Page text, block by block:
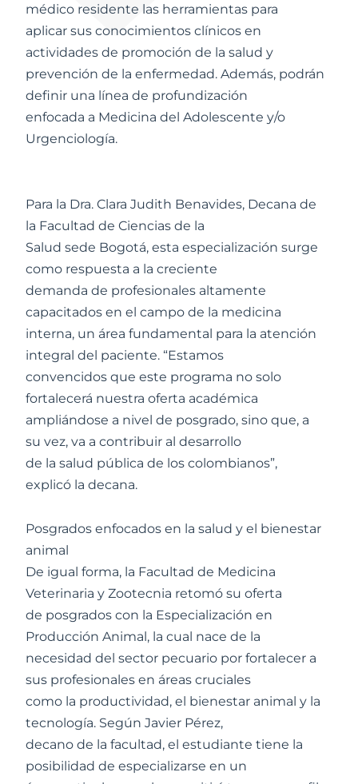
médico residente las herramientas para
aplicar sus conocimientos clínicos en
actividades de promoción de la salud y
prevención de la enfermedad. Además, podrán
definir una línea de profundización
enfocada a Medicina del Adolescente y/o
Urgenciología.
Para la Dra. Clara Judith Benavides, Decana de
la Facultad de Ciencias de la
Salud sede Bogotá, esta especialización surge
como respuesta a la creciente
demanda de profesionales altamente
capacitados en el campo de la medicina
interna, un área fundamental para la atención
integral del paciente. “Estamos
convencidos que este programa no solo
fortalecerá nuestra oferta académica
ampliándose a nivel de posgrado, sino que, a
su vez, va a contribuir al desarrollo
de la salud pública de los colombianos”,
explicó la decana.
Posgrados enfocados en la salud y el bienestar
animal
De igual forma, la Facultad de Medicina
Veterinaria y Zootecnia retomó su oferta
de posgrados con la Especialización en
Producción Animal, la cual nace de la
necesidad del sector pecuario por fortalecer a
sus profesionales en áreas cruciales
como la productividad, el bienestar animal y la
tecnología. Según Javier Pérez,
decano de la facultad, el estudiante tiene la
posibilidad de especializarse en un